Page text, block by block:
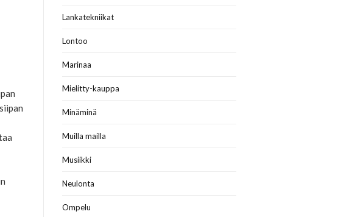
Lankatekniikat
Lontoo
Marinaa
Mielitty-kauppa
Minäminä
Muilla mailla
Musiikki
Neulonta
Ompelu